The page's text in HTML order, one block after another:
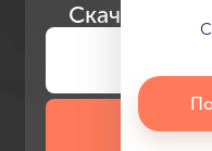
Скачайте